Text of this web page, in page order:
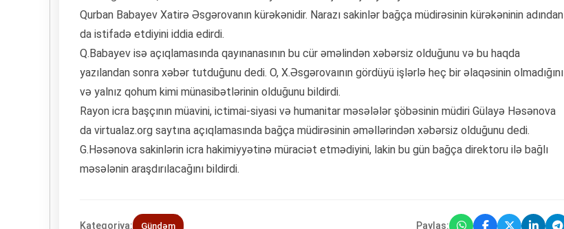
Qurban Babayev Xatirə Əsgərovanın kürəkənidir. Narazı sakinlər bağça müdirəsinin kürəkəninin adından
da istifadə etdiyini iddia edirdi.
Q.Babayev isə açıqlamasında qayınanasının bu cür əməlindən xəbərsiz olduğunu və bu haqda
yazılandan sonra xəbər tutduğunu dedi. O, X.Əsgərovaının gördüyü işlərlə heç bir əlaqəsinin olmadığını
və yalnız qohum kimi münasibətlərinin olduğunu bildirdi.
Rayon icra başçının müavini, ictimai-siyasi və humanitar məsələlər şöbəsinin müdiri Gülayə Həsənova
da virtualaz.org saytına açıqlamasında bağça müdirəsinin əməllərindən xəbərsiz olduğunu dedi.
G.Həsənova sakinlərin icra hakimiyyətinə müraciət etmədiyini, lakin bu gün bağça direktoru ilə bağlı
məsələnin araşdırılacağını bildirdi.
Kateqoriya: Gündəm Paylaş: